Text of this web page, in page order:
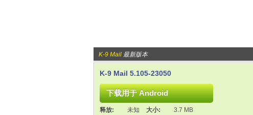
K-9 Mail 最新版本
K-9 Mail 5.105-23050
释放: 未知 大小:
3.7 MB